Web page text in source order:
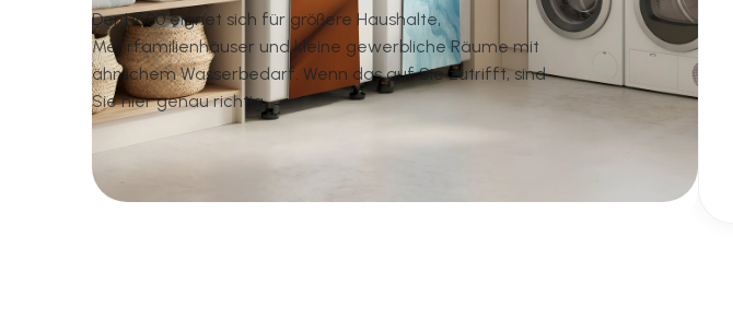
Der H600 eignet sich für größere Haushalte,
Mehrfamilienhäuser und kleine gewerbliche Räume mit
ähnlichem Wasserbedarf. Wenn das auf Sie zutrifft, sind
Sie hier genau richtig.